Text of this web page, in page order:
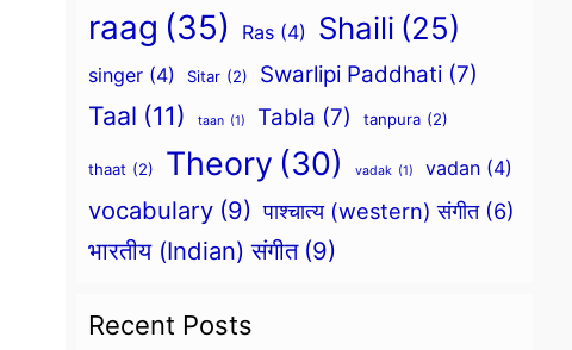
raag (35) Ras (4) Shaili (25)
singer (4) Sitar (2) Swarlipi Paddhati (7)
Taal (11) taan (1) Tabla (7) tanpura (2)
thaat (2) Theory (30) vadak (1) vadan (4)
vocabulary (9) पाश्चात्य (western) संगीत (6)
भारतीय (Indian) संगीत (9)
Recent Posts